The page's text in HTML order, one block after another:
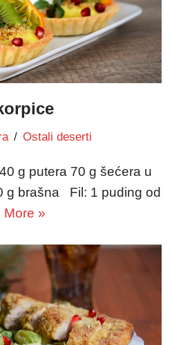
Ostali deserti
g putera 70 g šećera u
g brašna Fil: 1 puding od
More »